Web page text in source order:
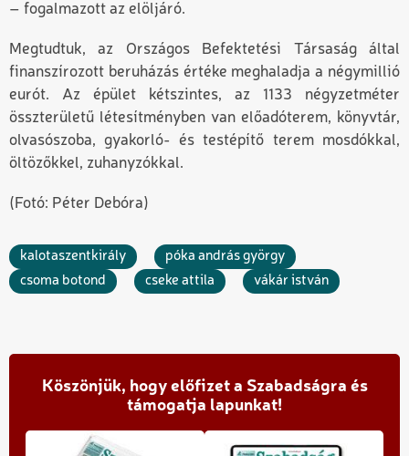
– fogalmazott az elöljáró.
Megtudtuk, az Országos Befektetési Társaság által
finanszírozott beruházás értéke meghaladja a négymillió
eurót. Az épület kétszintes, az 1133 négyzetméter
összterületű létesítményben van előadóterem, könyvtár,
olvasószoba, gyakorló- és testépítő terem mosdókkal,
öltözőkkel, zuhanyzókkal.
(Fotó: Péter Debóra)
kalotaszentkirály
póka andrás györgy
csoma botond
cseke attila vákár istván
Köszönjük, hogy előfizet a Szabadságra és
támogatja lapunkat!